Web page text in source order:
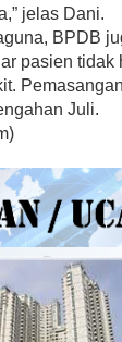
jelas Dani.
BPDB
pasien tidak
Juli.